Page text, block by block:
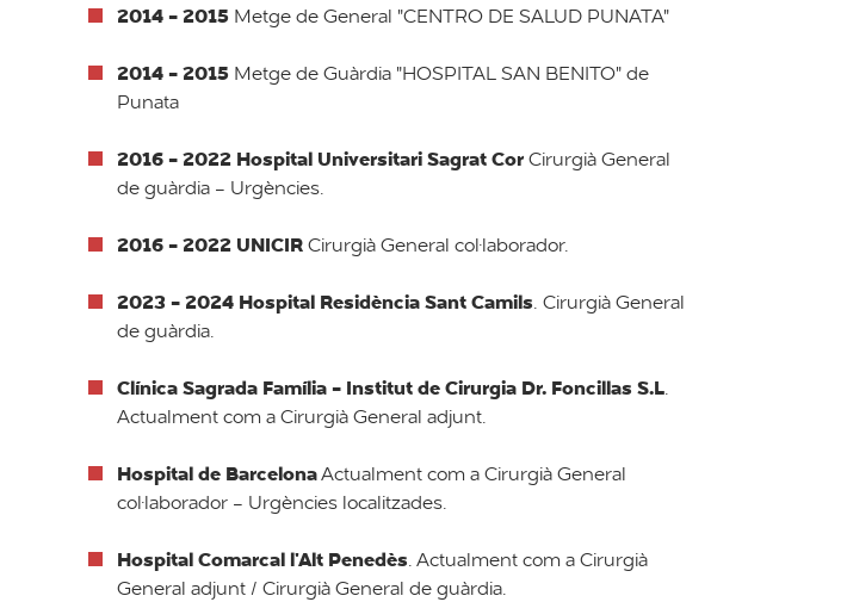
2014 - 2015 Metge de General "CENTRO DE SALUD PUNATA"
2014 - 2015 Metge de Guàrdia "HOSPITAL SAN BENITO" de
Punata
2016 - 2022 Hospital Universitari Sagrat CorCirurgià General
de guàrdia - Urgències.
2016 - 2022 UNICIRCirurgià General col·laborador.
2023 - 2024 Hospital Residència Sant Camils. Cirurgià General
de guàrdia.
Clínica Sagrada Família - Institut de Cirurgia Dr. Foncillas S.L.
Actualment com a Cirurgià General adjunt.
Hospital de BarcelonaActualment com a Cirurgià General
col·laborador - Urgències localitzades.
Hospital Comarcal l'Alt Penedès. Actualment com a Cirurgià
General adjunt / Cirurgià General de guàrdia.